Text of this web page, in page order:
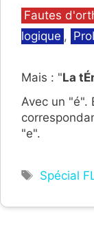
Catégories
Fautes
logique ,
Mais : "La
Avec un "é".
"e".
Étiquettes
Spécial